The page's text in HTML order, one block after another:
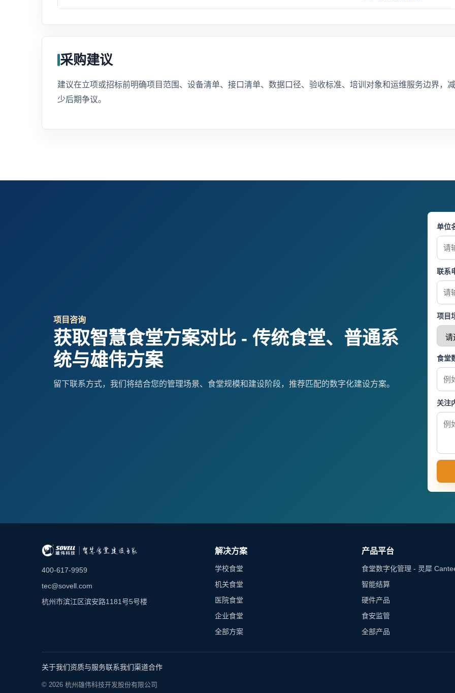
采购建议
建议在立项或招标前明确项目范围、设备清单、接口清单、数据口径、验收标准、培训对象和运维服务边界，减
少后期争议。
项目咨询
获取智慧食堂方案对比 - 传统食堂、普通系
统与雄伟方案
留下联系方式，我们将结合您的管理场景、食堂规模和建设阶段，推荐匹配的数字化建设方案。
单位
联系
项目
食堂
关注
400-617-9959
tec@sovell.com
杭州市滨江区滨安路1181号5号楼
解决方案
学校食堂
机关食堂
医院食堂
企业食堂
全部方案
产品平台
食堂数字化管理 - 灵犀
智能结算
硬件产品
食安监管
全部产品
关于我们资质与服务联系我们渠道合作
© 2026 杭州雄伟科技开发股份有限公司